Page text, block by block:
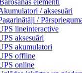
elementi
/ aksesuāri
/
lineinteractive
aksesuāri
akumulatori
offline
online